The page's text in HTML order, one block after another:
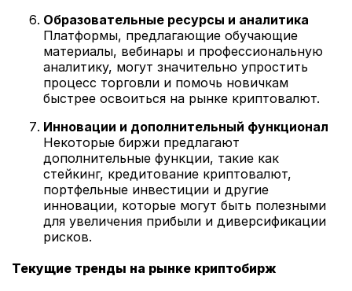
Образовательные ресурсы и аналитика
Платформы, предлагающие обучающие
материалы, вебинары и профессиональную
аналитику, могут значительно упростить
процесс торговли и помочь новичкам
быстрее освоиться на рынке криптовалют.
Инновации и дополнительный функционал
Некоторые биржи предлагают
дополнительные функции, такие как
стейкинг, кредитование криптовалют,
портфельные инвестиции и другие
инновации, которые могут быть полезными
для увеличения прибыли и диверсификации
рисков.
Текущие тренды на рынке криптобирж